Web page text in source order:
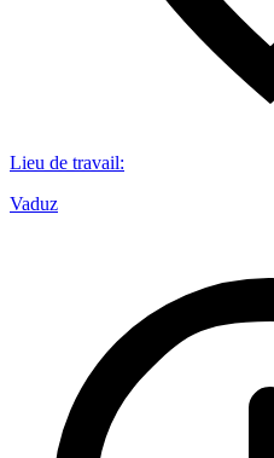
Lieu de travail:
Vaduz